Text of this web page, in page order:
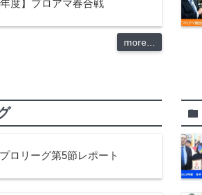
年度】プロアマ春合戦
more...
ロリーグ第5節レポート
folder